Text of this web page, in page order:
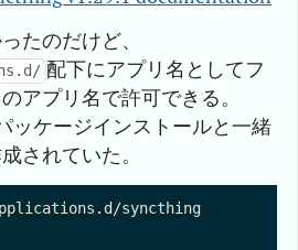
たのだけど、
配下にアプリ名としてフ
アプリ名で許可できる。
ッケージインストールと一緒
されていた。
syncthing